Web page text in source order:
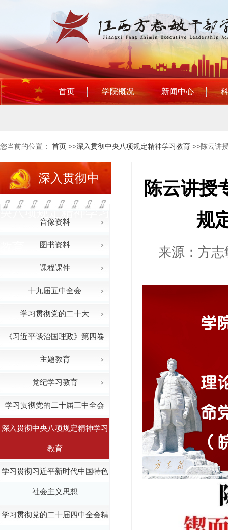
首页 学院概况 新闻中心
您当前的位置： 首页 >>深入贯彻中央八项规定精神学习教育 >>陈云讲
深入贯彻中
央八项规定精神学习
音像资料
图书资料
课程课件
十九届五中全会
学习贯彻党的二十大
《习近平谈治国理政》第四卷
主题教育
党纪学习教育
学习贯彻党的二十届三中全会
深入贯彻中央八项规定精神学习
教育
学习贯彻习近平新时代中国特色
社会主义思想
学习贯彻党的二十届四中全会精
陈云讲授
规
来源：方